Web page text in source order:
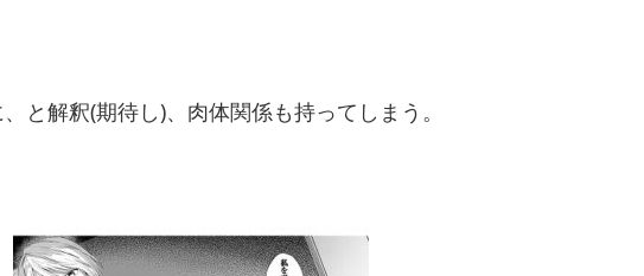
と解釈(期待し)、肉体関係も持ってしまう。